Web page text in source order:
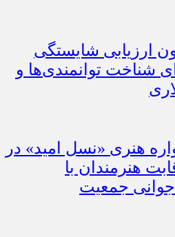
ارزیابی شایستگی
شناخت توانمندی‌ها و
هنری «نسل امید» در
هنرمندان با
جوانی جمعیت